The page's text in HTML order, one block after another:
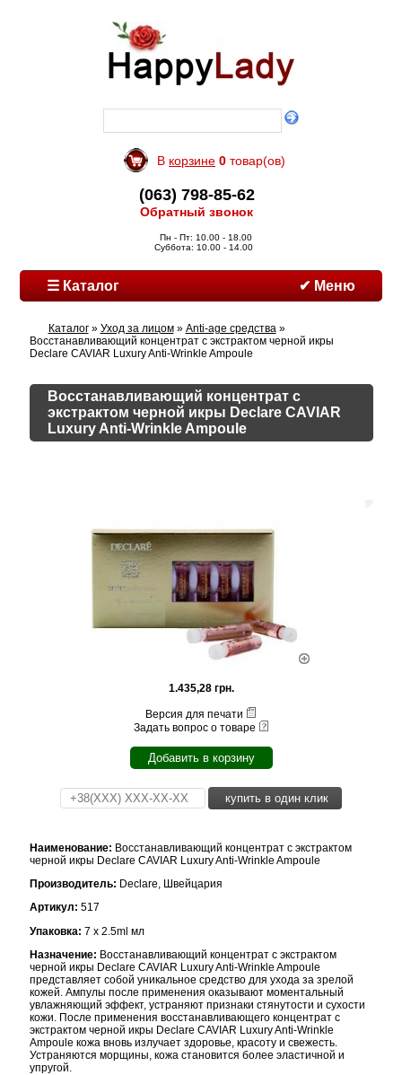
В корзине 0 товар(ов)
(063) 798-85-62
Обратный звонок
Пн - Пт: 10.00 - 18.00
Суббота: 10.00 - 14.00
☰ Каталог ✔ Меню
Каталог» Уход за лицом» Anti-age средства»
Восстанавливающий концентрат с экстрактом черной икры
Declare CAVIAR Luxury Anti-Wrinkle Ampoule
Восстанавливающий концентрат с
экстрактом черной икры Declare CAVIAR
Luxury Anti-Wrinkle Ampoule
1.435,28 грн.
Версия для печати
Задать вопрос о товаре
Добавить в корзину
купить в один клик
Наименование: Восстанавливающий концентрат с экстрактом
черной икры Declare CAVIAR Luxury Anti-Wrinkle Ampoule
Производитель: Declare, Швейцария
Артикул: 517
Упаковка: 7 x 2.5ml мл
Назначение: Восстанавливающий концентрат с экстрактом
черной икры Declare CAVIAR Luxury Anti-Wrinkle Ampoule
представляет собой уникальное средство для ухода за зрелой
кожей. Ампулы после применения оказывают моментальный
увлажняющий эффект, устраняют признаки стянутости и сухости
кожи. После применения восстанавливающего концентрат с
экстрактом черной икры Declare CAVIAR Luxury Anti-Wrinkle
Ampoule кожа вновь излучает здоровье, красоту и свежесть.
Устраняются морщины, кожа становится более эластичной и
упругой.